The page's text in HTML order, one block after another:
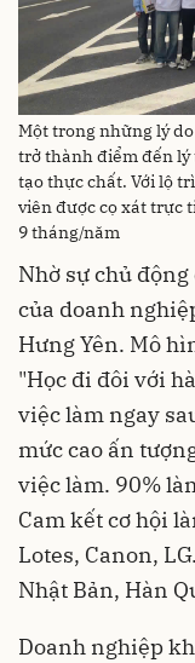
Một trong những lý
trở thành điểm đến
tạo thực chất. Với lộ
viên được cọ xát trực
9 tháng/năm
Nhờ sự chủ
của doanh
Hưng Yên. Mô
"Học đi đôi với
việc làm ngay
mức cao ấn
việc làm. 90%
Cam kết cơ hội
Lotes, Canon,
Nhật Bản, Hàn
Doanh nghiệp